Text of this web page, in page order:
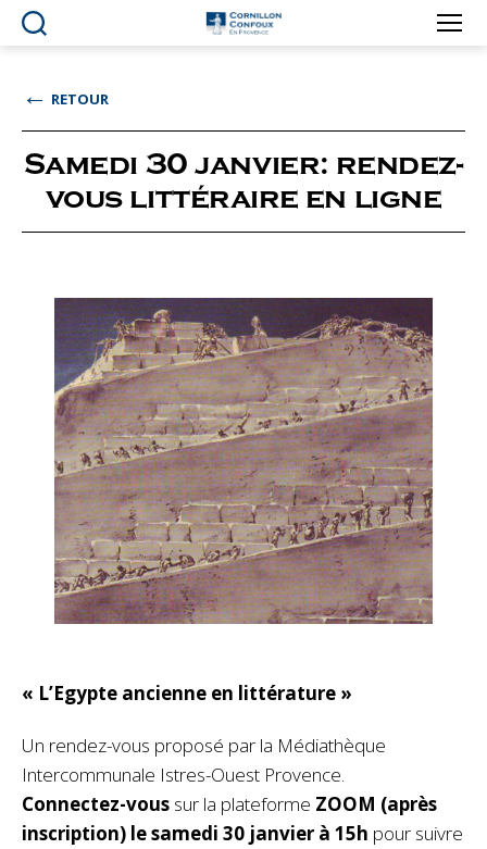
Ville
en
Provence
← RETOUR
Samedi 30 janvier: rendez-
vous littéraire en ligne
« L’Egypte ancienne en littérature »
Un rendez-vous proposé par la Médiathèque
Intercommunale Istres-Ouest Provence.
Connectez-vous sur la plateforme ZOOM (après
inscription) le samedi 30 janvier à 15h pour suivre